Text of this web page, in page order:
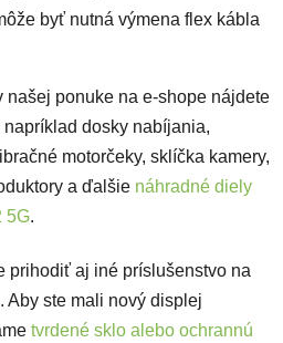
byť nutná výmena flex kábla
našej ponuke na e-shope nájdete
dosky nabíjania,
motorčeky, sklíčka kamery,
a ďalšie náhradné diely
5G.
prihodiť aj iné príslušenstvo na
Aby ste mali nový displej
tvrdené sklo alebo ochrannú